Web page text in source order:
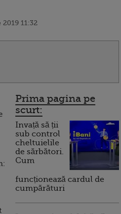
2019 11:32
Prima pagina pe
scurt:
Invață să ții
sub control
cheltuielile
de sărbători.
Cum
funcționează cardul de
cumpărături